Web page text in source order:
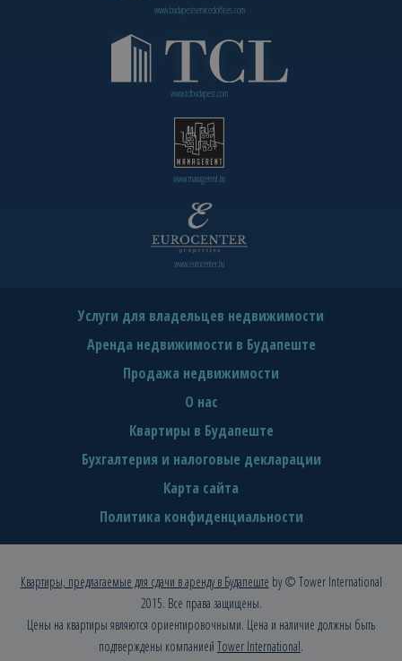
www.budapestservicedoffices.com
www.tclbudapest.com
www.managerent.hu
www.eurocenter.hu
Услуги для владельцев недвижимости
Аренда недвижимости в Будапеште
Продажа недвижимости
О нас
Квартиры в Будапеште
Бухгалтерия и налоговые декларации
Карта сайта
Политика конфиденциальности
Квартиры, предлагаемые для сдачи в аренду в Будапеште by © Tower International
2015. Все права защищены.
Цены на квартиры являются ориентировочными. Цена и наличие должны быть
подтверждены компанией Tower International.